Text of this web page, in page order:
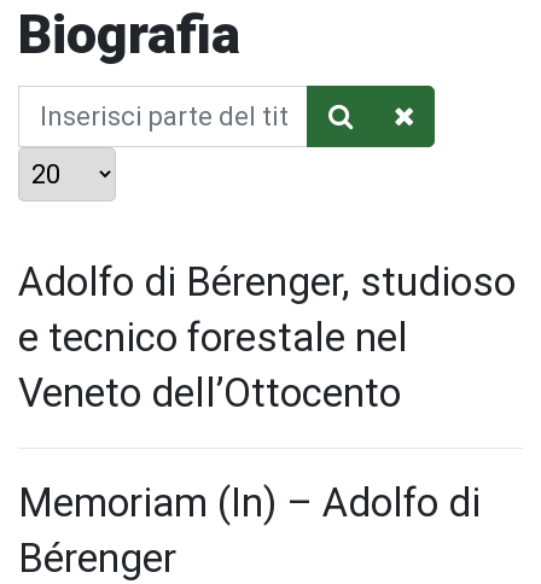
Biografia
Inserisci parte del titolo
Visualizza #
Adolfo di Bérenger, studioso
e tecnico forestale nel
Veneto dell’Ottocento
Memoriam (In) – Adolfo di
Bérenger